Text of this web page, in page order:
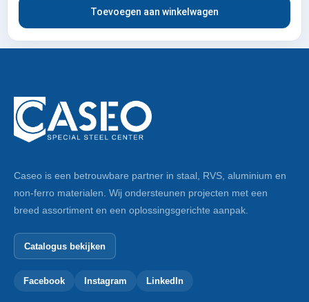
Toevoegen aan winkelwagen
Caseo is een betrouwbare partner in staal, RVS, aluminium en
non-ferro materialen. Wij ondersteunen projecten met een
breed assortiment en een oplossingsgerichte aanpak.
Catalogus bekijken
Facebook Instagram LinkedIn